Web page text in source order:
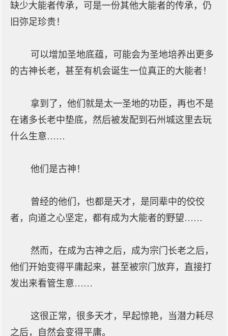
缺少大能者传承，可是一份其他大能者的传承，仍
旧弥足珍贵！
可以增加圣地底蕴，可能会为圣地培养出更多
的古神长老，甚至有机会诞生一位真正的大能者！
拿到了，他们就是太一圣地的功臣，再也不是
在诸多长老中垫底，然后被发配到石州城这里去玩
什么生意……
他们是古神！
曾经的他们，也都是天才，是同辈中的佼佼
者，向道之心坚定，都有成为大能者的野望……
然而，在成为古神之后，成为宗门长老之后，
他们开始变得平庸起来，甚至被宗门放弃，直接打
发出来看管生意……
这很正常，很多天才，早起惊艳，当潜力耗尽
之后，自然会变得平庸。